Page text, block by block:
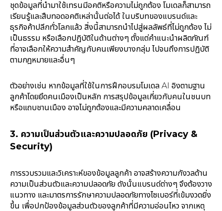
ชุดข้อมูลที่นำมาใช้เทรนมีอคติหรือความไม่ถูกต้อง โมเดลก็สามารถ
เรียนรู้และสืบทอดอคติเหล่านั้นต่อได้ ในบริบทของแบรนด์และ
ธุรกิจค้าปลีกทั่วโลกแล้ว สิ่งนี้สามารถนำไปสู่ผลลัพธ์ที่ไม่ถูกต้อง ไม่
เป็นธรรม หรือเลือกปฏิบัติในด้านต่างๆ ตั้งแต่คำแนะนำผลิตภัณฑ์
ที่อาจเลือกให้ความสำคัญกับคนเพียงบางกลุ่ม ไปจนถึงการปฏิบัติ
ตามกฎหมายและอื่นๆ
ตัวอย่างเช่น หากข้อมูลที่ใช้ในการฝึกอบรมโมเดล AI อิงตามฐาน
ลูกค้าโดยยึดคนเมืองเป็นหลัก การสรุปข้อมูลเกี่ยวกับคนในชนบท
หรือแถบชานเมือง อาจไม่ถูกต้องและมีความคลาดเคลื่อน
3. ความเป็นส่วนตัวและความปลอดภัย (Privacy &
Security)
การรวบรวมและวิเคราะห์ของข้อมูลลูกค้า อาจสร้างความกังวลด้าน
ความเป็นส่วนตัวและความปลอดภัย ดังนั้นแบรนด์ต่างๆ จึงต้องวาง
แนวทาง และมาตรการรักษาความปลอดภัยทางไซเบอร์ที่เข้มงวดยิ่ง
ขึ้น เพื่อปกป้องข้อมูลส่วนตัวของลูกค้าที่มีความอ่อนไหว จากเหตุ